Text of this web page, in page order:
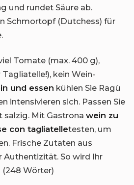
und rundet Säure ab.
Schmortopf (Dutchess) für
Tomate (max. 400 g),
kein Wein-
und essen kühlen Sie Ragù
intensivieren sich. Passen Sie
salzig. Mit Gastrona wein zu
con tagliatelletesten, um
Frische Zutaten aus
Authentizität. So wird Ihr
Wörter)